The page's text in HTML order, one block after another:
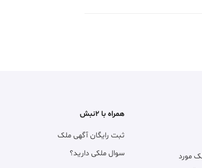
مورد
همراه با ۲نبش
ثبت رایگان آگهی ملک
سوال ملکی دارید؟